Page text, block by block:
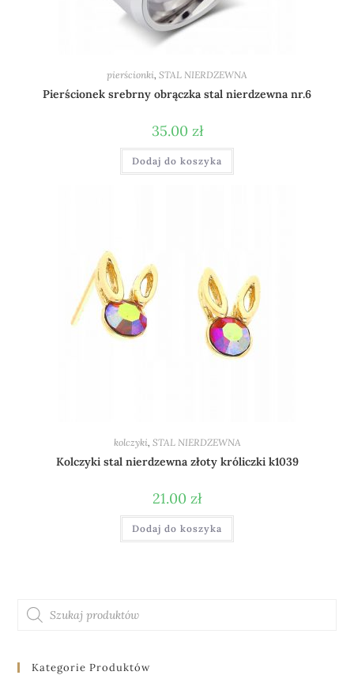
pierścionki, STAL NIERDZEWNA
Pierścionek srebrny obrączka stal nierdzewna nr.6
35.00 zł
Dodaj do koszyka
kolczyki STAL NIERDZEWNA
Kolczyki stal nierdzewna złoty króliczki k1039
21.00 zł
Dodaj do koszyka
Kategorie Produktów